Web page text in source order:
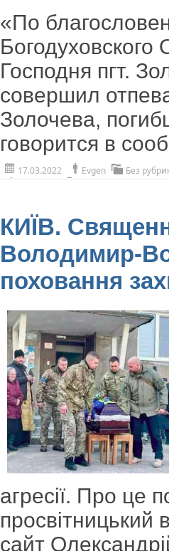
«По
Господня пгт.
совершил
Золочева,
говорится в
17.03.2022 Evgen Без
КИЇВ.
Володимир-
поховання
агресії. Про це
просвітницький
сайт